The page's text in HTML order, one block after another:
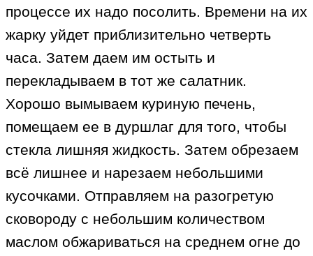
процессе их надо посолить. Времени на их
жарку уйдет приблизительно четверть
часа. Затем даем им остыть и
перекладываем в тот же салатник.
Хорошо вымываем куриную печень,
помещаем ее в дуршлаг для того, чтобы
стекла лишняя жидкость. Затем обрезаем
всё лишнее и нарезаем небольшими
кусочками. Отправляем на разогретую
сковороду с небольшим количеством
маслом обжариваться на среднем огне до